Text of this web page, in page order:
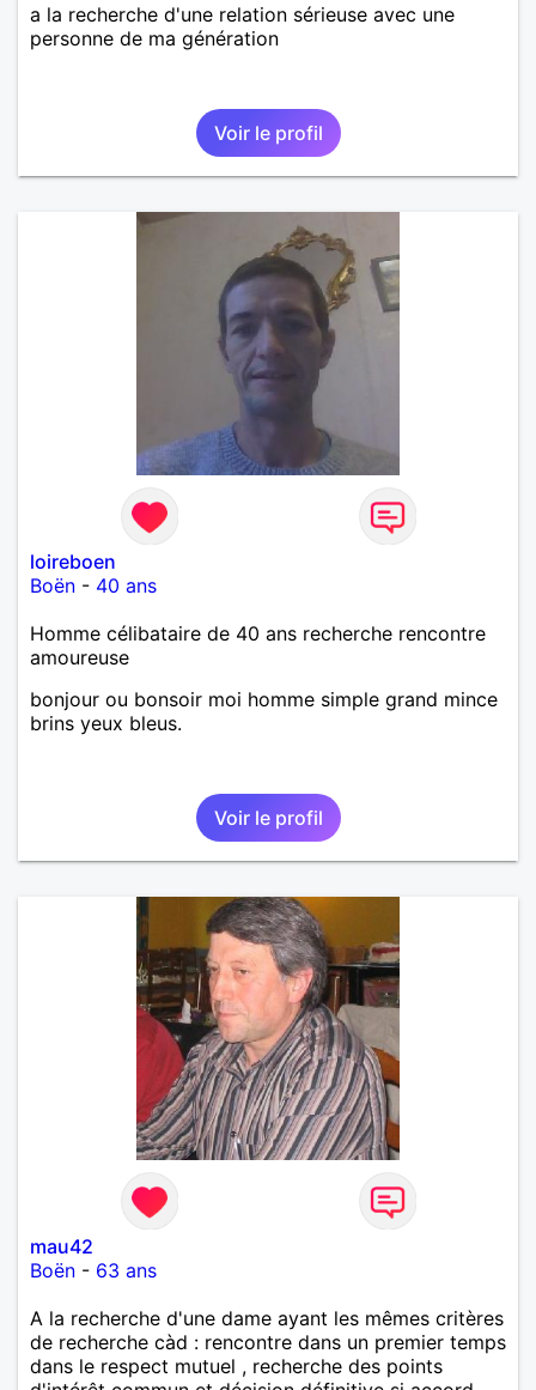
a la recherche d'une relation sérieuse avec une
personne de ma génération
Voir le profil
loireboen
Boën - 40 ans
Homme célibataire de 40 ans recherche rencontre
amoureuse
bonjour ou bonsoir moi homme simple grand mince
brins yeux bleus.
Voir le profil
mau42
Boën - 63 ans
A la recherche d'une dame ayant les mêmes critères
de recherche càd : rencontre dans un premier temps
dans le respect mutuel , recherche des points